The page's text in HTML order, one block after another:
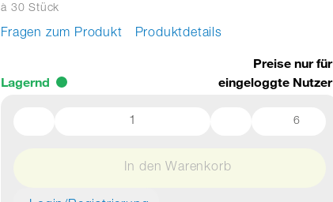
à 30 Stück
Fragen zum Produkt Produktdetails
Lagernd
Preise nur für
eingeloggte Nutzer
6
In den Warenkorb